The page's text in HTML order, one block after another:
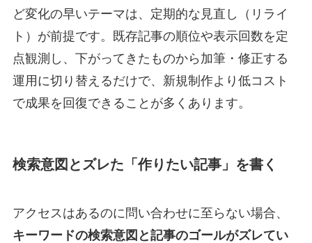
ど変化の早いテーマは、定期的な見直し（リライ
ト）が前提です。既存記事の順位や表示回数を定
点観測し、下がってきたものから加筆・修正する
運用に切り替えるだけで、新規制作より低コスト
で成果を回復できることが多くあります。
検索意図とズレた「作りたい記事」を書く
アクセスはあるのに問い合わせに至らない場合、
キーワードの検索意図と記事のゴールがズレてい